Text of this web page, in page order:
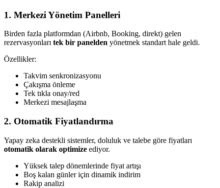
1. Merkezi Yönetim Panelleri
Birden fazla platformdan (Airbnb, Booking, direkt) gelen
rezervasyonları tek bir panelden yönetmek standart hale geldi.
Özellikler:
Takvim senkronizasyonu
Çakışma önleme
Tek tıkla onay/red
Merkezi mesajlaşma
2. Otomatik Fiyatlandırma
Yapay zeka destekli sistemler, doluluk ve talebe göre fiyatları
otomatik olarak optimize ediyor.
Yüksek talep dönemlerinde fiyat artışı
Boş kalan günler için dinamik indirim
Rakip analizi